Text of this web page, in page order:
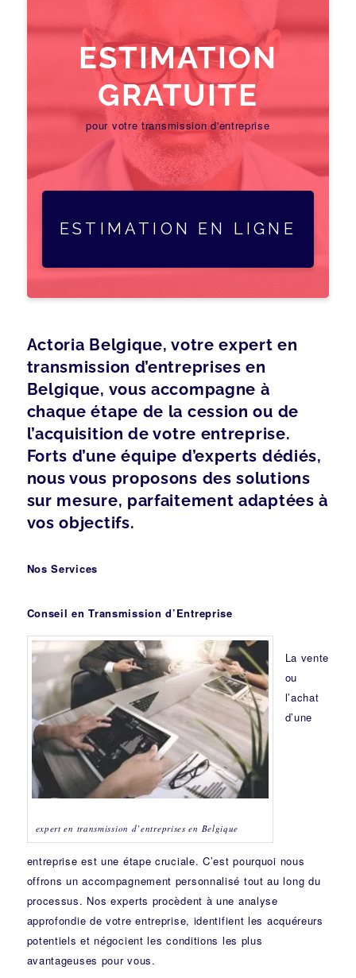
ESTIMATION
GRATUITE
pour votre transmission d'entreprise
ESTIMATION EN LIGNE
Actoria Belgique, votre expert en
transmission d’entreprises en
Belgique, vous accompagne à
chaque étape de la cession ou de
l’acquisition de votre entreprise.
Forts d’une équipe d’experts dédiés,
nous vous proposons des solutions
sur mesure, parfaitement adaptées à
vos objectifs.
Nos Services
Conseil en Transmission d’Entreprise
expert en transmission d’entreprises en Belgique
La vente
ou
l’achat
d’une
entreprise est une étape cruciale. C’est pourquoi nous
offrons un accompagnement personnalisé tout au long du
processus. Nos experts procèdent à une analyse
approfondie de votre entreprise, identifient les acquéreurs
potentiels et négocient les conditions les plus
avantageuses pour vous.